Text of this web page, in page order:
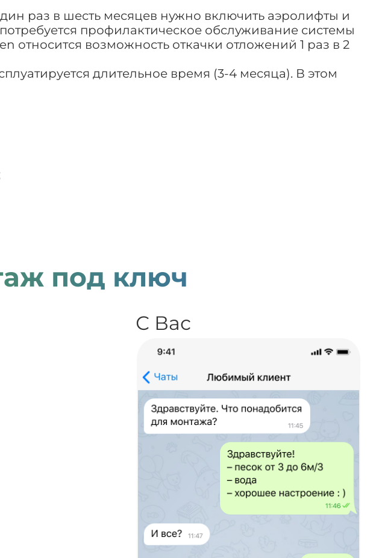
раз в шесть месяцев нужно включить аэролифты и
профилактическое обслуживание системы
возможность откачки отложений 1 раз в 2
длительное время (3-4 месяца). В этом
под ключ
С Вас